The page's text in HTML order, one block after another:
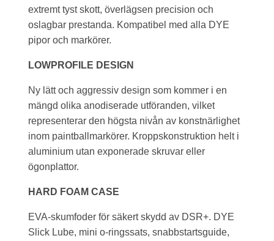
extremt tyst skott, överlägsen precision och
oslagbar prestanda. Kompatibel med alla DYE
pipor och markörer.
LOWPROFILE DESIGN
Ny lätt och aggressiv design som kommer i en
mängd olika anodiserade utföranden, vilket
representerar den högsta nivån av konstnärlighet
inom paintballmarkörer. Kroppskonstruktion helt i
aluminium utan exponerade skruvar eller
ögonplattor.
HARD FOAM CASE
EVA-skumfoder för säkert skydd av DSR+. DYE
Slick Lube, mini o-ringssats, snabbstartsguide,